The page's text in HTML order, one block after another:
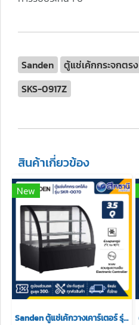
Sanden ตู้แช่เค้กกระจกตรง
SKS-0917Z
สินค้าเกี่ยวข้อง
New
Sanden ตู้แช่เค้กวางเคาร์เตอร์ รุ่น SKR-0070 ขนาด 3.5Q สีดำ 2 ชั้นวาง